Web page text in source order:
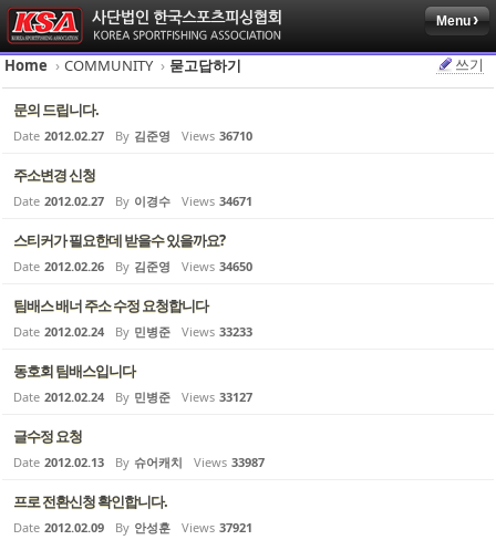
Menu
Home › COMMUNITY › 묻고답하기 쓰기
문의 드립니다.
Date 2012.02.27 By 김준영 Views 36710
주소변경 신청
Date 2012.02.27 By 이경수 Views 34671
스티커가 필요한데 받을수 있을까요?
Date 2012.02.26 By 김준영 Views 34650
팀배스 배너 주소 수정 요청합니다
Date 2012.02.24 By 민병준 Views 33233
동호회 팀배스입니다
Date 2012.02.24 By 민병준 Views 33127
글수정 요청
Date 2012.02.13 By 슈어캐치 Views 33987
프로 전환신청 확인합니다.
Date 2012.02.09 By 안성훈 Views 37921
Sketchbook5, 스케치북5
Sketchbook5, 스케치북5
Sketchbook5, 스케치북5
Sketchbook5, 스케치북5